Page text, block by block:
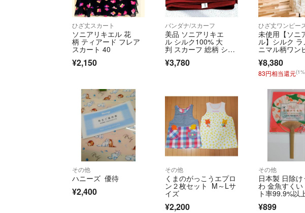
ひざ丈スカート
ソニアリキエル 花
柄 ティアード フレア
スカート 40
¥2,150
バンダナ/スカーフ
美品 ソニアリキエ
ル シルク100% 大
判 スカーフ 総柄 シフ
ォン 薄手
¥3,780
ひざ丈ワンピー
未使用【ソニ
ル】シルク
ニマル柄ワン
ス リボン アイ
¥8,380
83円相当還元
その他
ハニーズ 優待
¥2,400
その他
くまのがっこうエプロ
ン２枚セット M～Lサ
イズ
¥2,200
その他
日本製 日除け
わ 金魚すくい
ト率99.9%以
未使用未開封
¥899